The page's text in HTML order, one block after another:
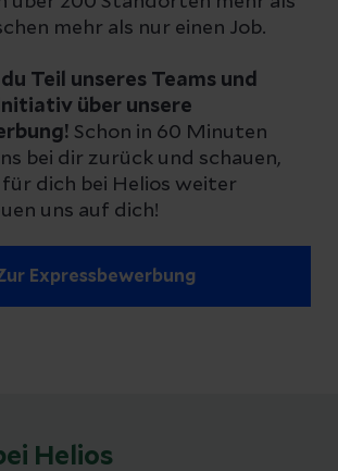
mehr als nur einen Job.
Teil unseres Teams und
über unsere
Schon in 60 Minuten
bei dir zurück und schauen,
dich bei Helios weiter
uns auf dich!
Expressbewerbung
Helios